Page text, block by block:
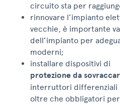
circuito sta per
rinnovare l’impianto
vecchie, è importante
dell’impianto per
moderni;
installare dispositivi di
protezione da
interruttori differenziali
oltre che obbligatori